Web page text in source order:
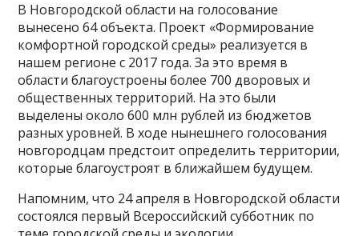
В Новгородской области на голосование
вынесено 64 объекта. Проект «Формирование
комфортной городской среды» реализуется в
нашем регионе с 2017 года. За это время в
области благоустроены более 700 дворовых и
общественных территорий. На это были
выделены около 600 млн рублей из бюджетов
разных уровней. В ходе нынешнего голосования
новгородцам предстоит определить территории,
которые благоустроят в ближайшем будущем.
Напомним, что 24 апреля в Новгородской области
состоялся первый Всероссийский субботник по